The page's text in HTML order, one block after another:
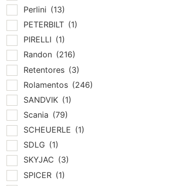
Perlini (13)
PETERBILT (1)
PIRELLI (1)
Randon (216)
Retentores (3)
Rolamentos (246)
SANDVIK (1)
Scania (79)
SCHEUERLE (1)
SDLG (1)
SKYJAC (3)
SPICER (1)